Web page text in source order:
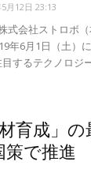
月12日 23:13
式会社ストロボ
年6月1日（土）
目するテクノロ
材育成」
策で推進